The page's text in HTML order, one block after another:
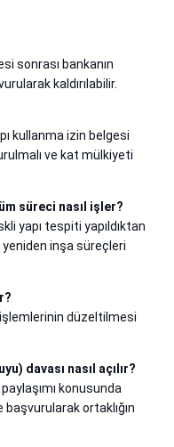
sonrası bankanın
kaldırılabilir.
kullanma izin belgesi
ve kat mülkiyeti
süreci nasıl işler?
yapı tespiti yapıldıktan
yeniden inşa süreçleri
işlemlerinin düzeltilmesi
davası nasıl açılır?
konusunda
ortaklığın